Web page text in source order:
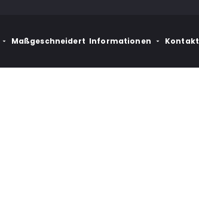
Maßgeschneidert Informationen Kontakt